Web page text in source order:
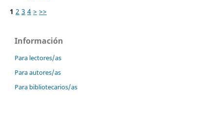
1 2 3 4 > >>
Información
Para lectores/as
Para autores/as
Para bibliotecarios/as